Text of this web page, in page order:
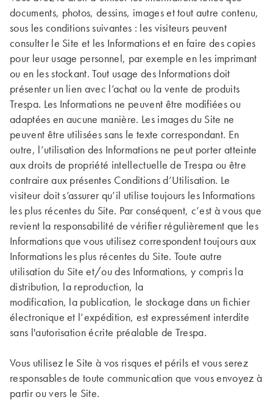
documents, photos, dessins, images et tout autre contenu,
sous les conditions suivantes : les visiteurs peuvent
consulter le Site et les Informations et en faire des copies
pour leur usage personnel, par exemple en les imprimant
ou en les stockant. Tout usage des Informations doit
présenter un lien avec l’achat ou la vente de produits
Trespa. Les Informations ne peuvent être modifiées ou
adaptées en aucune manière. Les images du Site ne
peuvent être utilisées sans le texte correspondant. En
outre, l’utilisation des Informations ne peut porter atteinte
aux droits de propriété intellectuelle de Trespa ou être
contraire aux présentes Conditions d’Utilisation. Le
visiteur doit s’assurer qu’il utilise toujours les Informations
les plus récentes du Site. Par conséquent, c’est à vous que
revient la responsabilité de vérifier régulièrement que les
Informations que vous utilisez correspondent toujours aux
Informations les plus récentes du Site. Toute autre
utilisation du Site et/ou des Informations, y compris la
distribution, la reproduction, la
modification, la publication, le stockage dans un fichier
électronique et l’expédition, est expressément interdite
sans l'autorisation écrite préalable de Trespa.
Vous utilisez le Site à vos risques et périls et vous serez
responsables de toute communication que vous envoyez à
partir ou vers le Site.